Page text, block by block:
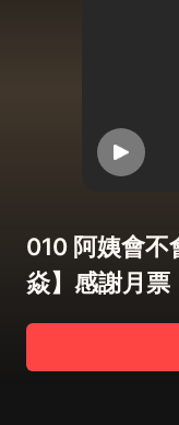
010 阿姨會不
焱】感謝月票